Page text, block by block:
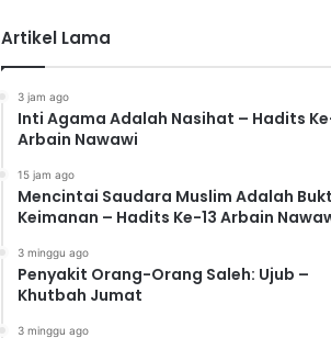
Artikel Lama
3 jam ago
Inti Agama Adalah Nasihat – Hadits
Arbain Nawawi
15 jam ago
Mencintai Saudara Muslim Adalah
Keimanan – Hadits Ke-13 Arbain
3 minggu ago
Penyakit Orang-Orang Saleh: Ujub –
Khutbah Jumat
3 minggu ago